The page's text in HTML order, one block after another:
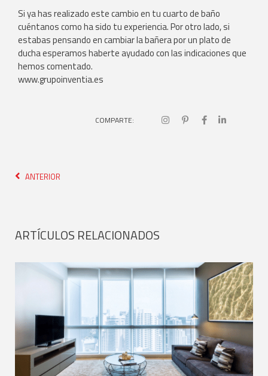
Si ya has realizado este cambio en tu cuarto de baño
cuéntanos como ha sido tu experiencia. Por otro lado, si
estabas pensando en cambiar la bañera por un plato de
ducha esperamos haberte ayudado con las indicaciones que
hemos comentado.
www.grupoinventia.es
COMPARTE:
ANTERIOR
ARTÍCULOS RELACIONADOS